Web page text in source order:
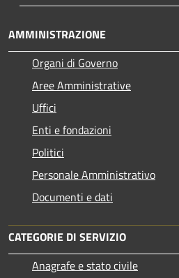
AMMINISTRAZIONE
Organi di Governo
Aree Amministrative
Uffici
Enti e fondazioni
Politici
Personale Amministrativo
Documenti e dati
CATEGORIE DI SERVIZIO
Anagrafe e stato civile